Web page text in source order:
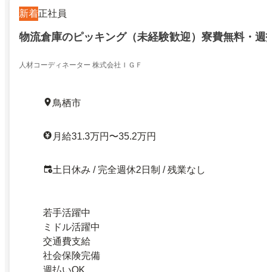
新着正社員
物流倉庫のピッキング（未経験歓迎）寮費無料・
人材コーディネーター 株式会社ＩＧＦ
鳥栖市
月給31.3万円〜35.2万円
土日休み / 完全週休2日制 / 残業なし
若手活躍中
ミドル活躍中
交通費支給
社会保険完備
週払いOK